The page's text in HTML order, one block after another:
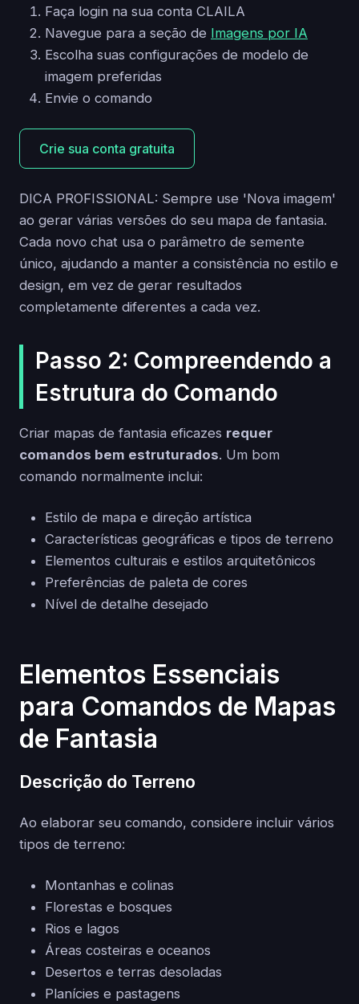
Faça login na sua conta CLAILA
Navegue para a seção de Imagens por IA
Escolha suas configurações de modelo de
imagem preferidas
Envie o comando
Crie sua conta gratuita
DICA PROFISSIONAL: Sempre use 'Nova imagem'
ao gerar várias versões do seu mapa de fantasia.
Cada novo chat usa o parâmetro de semente
único, ajudando a manter a consistência no estilo e
design, em vez de gerar resultados
completamente diferentes a cada vez.
Passo 2: Compreendendo a
Estrutura do Comando
Criar mapas de fantasia eficazes requer
comandos bem estruturados. Um bom
comando normalmente inclui:
Estilo de mapa e direção artística
Características geográficas e tipos de terreno
Elementos culturais e estilos arquitetônicos
Preferências de paleta de cores
Nível de detalhe desejado
Elementos Essenciais
para Comandos de Mapas
de Fantasia
Descrição do Terreno
Ao elaborar seu comando, considere incluir vários
tipos de terreno:
Montanhas e colinas
Florestas e bosques
Rios e lagos
Áreas costeiras e oceanos
Desertos e terras desoladas
Planícies e pastagens